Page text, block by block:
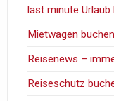
last minute Urlaub
Mietwagen buchen
Reisenews –
Reiseschutz